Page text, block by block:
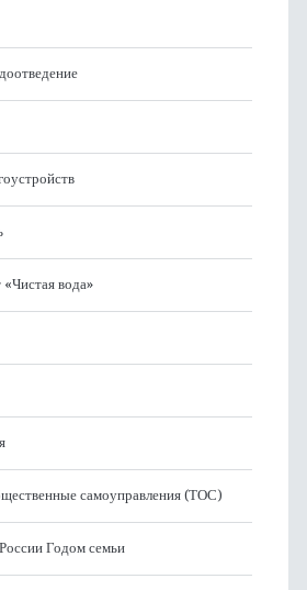
вода»
самоуправления (ТОС)
Годом семьи